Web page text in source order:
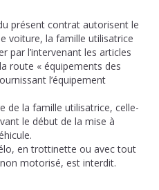
présent contrat autorisent le
voiture, la famille utilisatrice
par l’intervenant les articles
route « équipements des
l’équipement
de la famille utilisatrice, celle-
le début de la mise à
en trottinette ou avec tout
motorisé, est interdit.